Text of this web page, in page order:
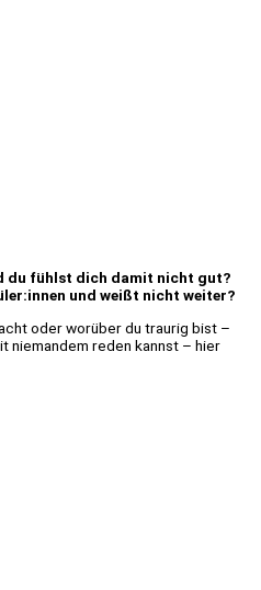
du fühlst dich damit nicht gut?
und weißt nicht weiter?
oder worüber du traurig bist –
niemandem reden kannst – hier